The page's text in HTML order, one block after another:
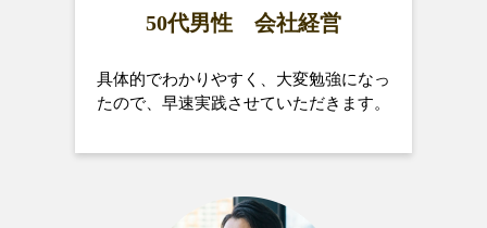
50代男性 会社経営
具体的でわかりやすく、大変勉強になっ
たので、早速実践させていただきます。